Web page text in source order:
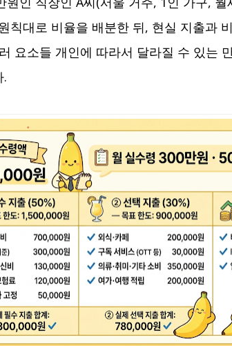
칙대로 비율을 배분한 뒤, 현실 지출과
요소들 개인에 따라서 달라질 수 있는
.